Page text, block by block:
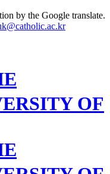
by the Google translate.